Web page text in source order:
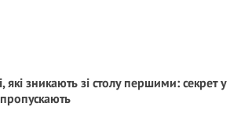
які зникають зі столу першими: секрет у